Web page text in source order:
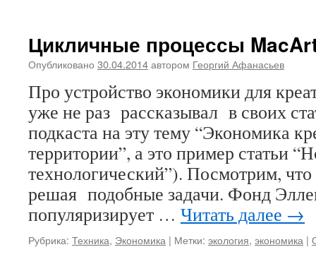
Цикличные процессы
Опубликовано 30.04.2014автором Георгий Афанасьев
Про устройство экономики для
уже не раз рассказывал в своих
подкаста на эту тему “Экономика
территории”, а это пример статьи
технологический”). Посмотрим,
решая подобные задачи. Фонд
популяризирует … Читать далее →
Рубрика: Техника, Экономика | Метки: экология, экономика |